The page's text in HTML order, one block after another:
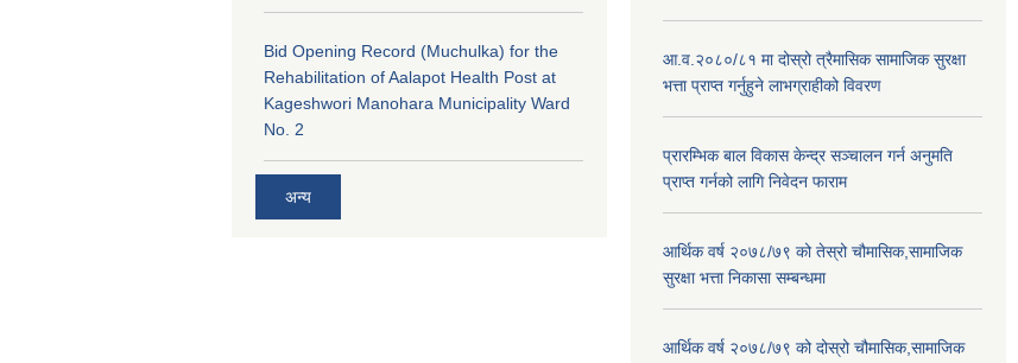
Bid Opening Record (Muchulka) for the
Rehabilitation of Aalapot Health Post at
Kageshwori Manohara Municipality Ward
No. 2
अन्य
आ.व.२०८०/८१ मा दोस्रो त्रैमासिक सामाजिक सुरक्षा
भत्ता प्राप्त गर्नुहुने लाभग्राहीको विवरण
प्रारम्भिक बाल विकास केन्द्र सञ्चालन गर्न अनुमति
प्राप्त गर्नको लागि निवेदन फाराम
आर्थिक वर्ष २०७८/७९ को तेस्रो चौमासिक,सामाजिक
सुरक्षा भत्ता निकासा सम्बन्धमा
आर्थिक वर्ष २०७८/७९ को दोस्रो चौमासिक,सामाजिक